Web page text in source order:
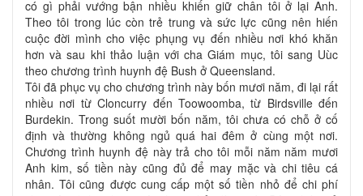
có gì phải vướng bận nhiều khiến giữ chân tôi ở lại Anh.
Theo tôi trong lúc còn trẻ trung và sức lực cũng nên hiến
cuộc đời mình cho việc phụng vụ đến nhiều nơi khó khăn
hơn và sau khi thảo luận với cha Giám mục, tôi sang Uùc
theo chương trình huynh đệ Bush ở Queensland.
Tôi đã phục vụ cho chương trình này bốn mươi năm, đi lại rất
nhiều nơi từ Cloncurry đến Toowoomba, từ Birdsville đến
Burdekin. Trong suốt mười bốn năm, tôi chưa có chỗ ở cố
định và thường không ngủ quá hai đêm ở cùng một nơi.
Chương trình huynh đệ này trả cho tôi mỗi năm năm mươi
Anh kim, số tiền này cũng đủ để may mặc và chi tiêu cá
nhân. Tôi cũng được cung cấp một số tiền nhỏ để chi phí